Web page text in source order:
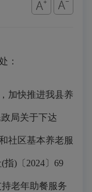
：
加快推进我县养
局关于下达
社区基本养老服
)〔2024〕69
老年助餐服务